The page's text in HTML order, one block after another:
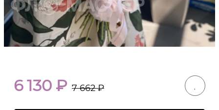
6 130 ₽ 7 662₽